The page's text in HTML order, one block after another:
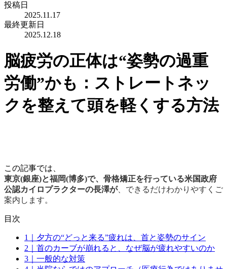
投稿日
2025.11.17
最終更新日
2025.12.18
脳疲労の正体は“姿勢の過重
労働”かも：ストレートネッ
クを整えて頭を軽くする方法
この記事では、
東京(銀座)と福岡(博多)で、骨格矯正を行っている米国政府
公認カイロプラクターの長澤が、できるだけわかりやすくご
案内します。
目次
1｜夕方の“どっと来る”疲れは、首と姿勢のサイン
2｜首のカーブが崩れると、なぜ脳が疲れやすいのか
3｜一般的な対策